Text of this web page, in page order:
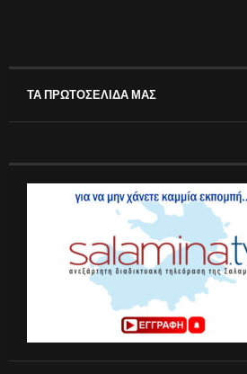
ΤΑ ΠΡΩΤΟΣΕΛΙΔΑ ΜΑΣ